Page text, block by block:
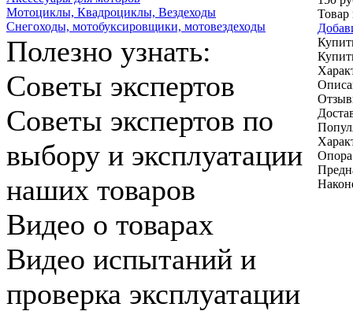
Мотоциклы, Квадроциклы, Вездеходы
Снегоходы, мотобуксировщики, мотовездеходы
Полезно узнать:
Советы экспертов
Советы экспертов по
выбору и эксплуатации
наших товаров
Видео о товарах
Видео испытаний и
проверка эксплуатации
RUB
Товар
Опора